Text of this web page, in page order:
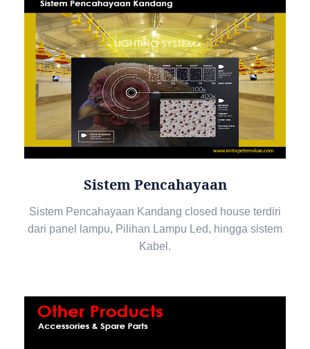
Sistem Pencahayaan
Sistem Pencahayaan Kandang closed house terdiri
dari panel lampu, Pilihan Lampu Led, hingga sistem
Kabel.